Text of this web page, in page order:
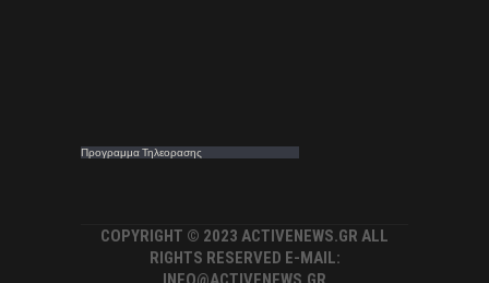
Προγραμμα Τηλεορασης
COPYRIGHT © 2023 ACTIVENEWS.GR ALL
RIGHTS RESERVED E-MAIL: